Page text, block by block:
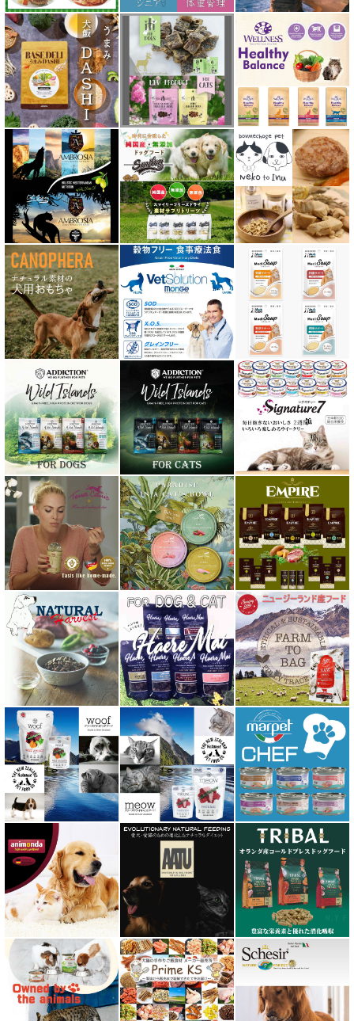
ソリッドゴールド Solid Gold
ディアブロ（Deer Blow）
テラカニス TerraCanis
テラフェリス TerraFelis
テラカニス ハーバルヒーローズ
トライバル TRIBAL
ナチュラルコード NATURAL CODE
ナチュラルハーベスト Natural Harvest
Nanki Japan ナンキジャパン
ニュートライプ NUTRIPE
ｐＨ バランス キャット ウォーター
ネイチャーベット NaturVet
バーキングヘッズ BARKING HEADS
ハーロウブレンド Harlow Blend
バイオトロール・バイオフレッシュ Byotrol
バリアサプリ
Haere Mai ハレマエ
阪急ハロードッグ
プロバイオデンタルPet
ビィ・ナチュラル be-NatuRal
ヒマラヤ ドッグ チーズ チュウ
ファープラスト 歯みがきガム
フィッシュ4 ペットフード正規品
フィールドエイト
フォルツァ10 FORZA10
プライムケイズ さかい企画
ブリスミックス BLISMIX
プレスティージ PRESTIGE
プロデン ProDen
ベイリーコー Bailey+Co